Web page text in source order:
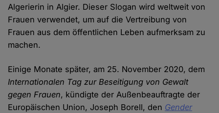
Algerierin in Algier. Dieser Slogan wird weltweit von
Frauen verwendet, um auf die Vertreibung von
Frauen aus dem öffentlichen Leben aufmerksam zu
machen.
Einige Monate später, am 25. November 2020, dem
Internationalen Tag zur Beseitigung von Gewalt
gegen Frauen, kündigte der Außenbeauftragte der
Europäischen Union, Joseph Borell, den Gender